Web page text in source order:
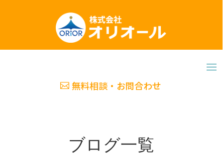
無料相談・お問合わせ
ブログ一覧